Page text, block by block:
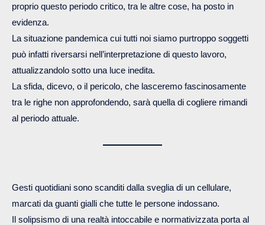
proprio questo periodo critico, tra le altre cose, ha posto in
evidenza.
La situazione pandemica cui tutti noi siamo purtroppo soggetti
può infatti riversarsi nell’interpretazione di questo lavoro,
attualizzandolo sotto una luce inedita.
La sfida, dicevo, o il pericolo, che lasceremo fascinosamente
tra le righe non approfondendo, sarà quella di cogliere rimandi
al periodo attuale.
Gesti quotidiani sono scanditi dalla sveglia di un cellulare,
marcati da guanti gialli che tutte le persone indossano.
Il solipsismo di una realtà intoccabile e normativizzata porta al